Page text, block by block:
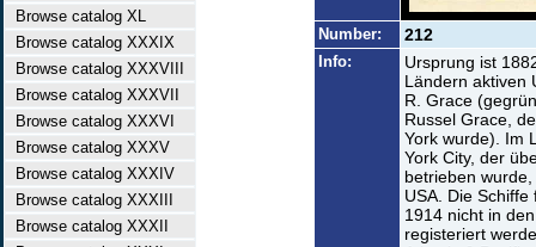
Browse catalog XL
Browse catalog XXXIX
Browse catalog XXXVIII
Browse catalog XXXVII
Browse catalog XXXVI
Browse catalog XXXV
Browse catalog XXXIV
Browse catalog XXXIII
Browse catalog XXXII
Number: 212
Info:
Ursprung ist
Ländern aktiven
R. Grace
Russel Grace,
York wurde). Im
York City, der
betrieben
USA. Die
1914 nicht in
registeriert